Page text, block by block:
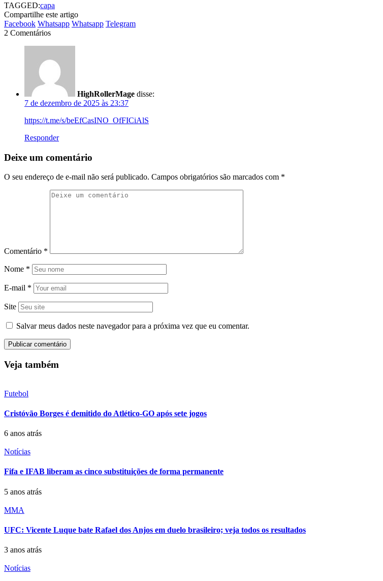
TAGGED:capa
Compartilhe este artigo
Facebook Whatsapp Whatsapp Telegram
2 Comentários
HighRollerMage disse:
7 de dezembro de 2025 às 23:37
https://t.me/s/beEfCasINO_OfFICiAlS
Responder
Deixe um comentário
O seu endereço de e-mail não será publicado. Campos obrigatórios são marcados com *
Comentário *
Nome *
E-mail *
Site
Salvar meus dados neste navegador para a próxima vez que eu comentar.
Veja também
Futebol
Cristóvão Borges é demitido do Atlético-GO após sete jogos
6 anos atrás
Notícias
Fifa e IFAB liberam as cinco substituições de forma permanente
5 anos atrás
MMA
UFC: Vicente Luque bate Rafael dos Anjos em duelo brasileiro; veja todos os resultados
3 anos atrás
Notícias